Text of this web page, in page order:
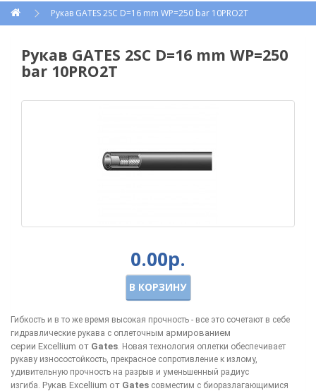
Рукав GATES 2SC D=16 mm WP=250 bar 10PRO2T
Рукав GATES 2SC D=16 mm WP=250
bar 10PRO2T
0.00р.
В КОРЗИНУ
Гибкость и в то же время высокая прочность - все это сочетают в себе
гидравлические рукава с оплеточным армированием
серии ExcelIium от Gates. Новая технология оплетки обеспечивает
рукаву износостойкость, прекрасное сопротивление к излому,
удивительную прочность на разрыв и уменьшенный радиус
изгиба. Рукав ExcelIium от Gates совместим с биоразлагающимися